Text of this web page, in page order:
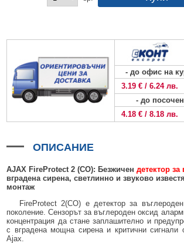
БЕЗЖИЧНИ ДЕТЕКТОРИ AJAX
БЕЗКОНТАКТНИ RFID КАРТИ И ЧИПОВЕ ЗА
БЕЗЖИЧНИ ДИСТАНЦИОННИ УПРАВЛЕНИЯ И
БЕЗЖИЧНИ ДЕТЕКТОРИ ЗА HIKVISION AX PRO
КОМПЛЕКТИ БЕЗЖИЧНИ АЛАРМЕНИ СИСТЕМИ
ALFALINE, СТЕННИ/СТОЯЩИ, С ОТВАРЯЕМИ И
BETALINE, СТОЯЩИ С ОТВАРЯЕМИ И
АКСЕСОАРИ ЗА КОМУНИКАЦИОННИ ШКАФОВЕ
- до офис на
3.19 € / 6.24 лв.
- до
4.18 € / 8.18 лв.
ОПИСАНИЕ
AJAX FireProtect 2 (CO): Безжичендетектор
вградена сирена, светлинно и звуково
монтаж
FireProtect 2(CO) е детектор за
поколение. Сензорът за въглероден оксид
концентрация да стане заплашително и
с вградена мощна сирена и критични сигнали
Ajax.